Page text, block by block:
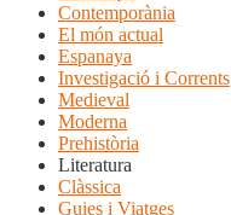
Contemporània
El món actual
Espanaya
Investigació i Corrents
Medieval
Moderna
Prehistòria
Literatura
Clàssica
Guies i Viatges